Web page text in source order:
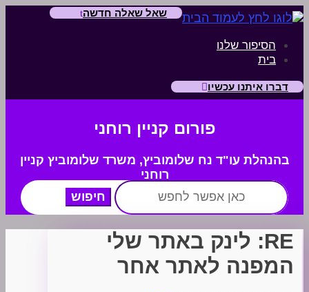
דברו איתנו עכשיו
שאל שאלה חדשה
הסיפור שלנו
בית
פורום קניין רוחני
בהנהלת עו"ד נח שלומוביץ, משרד שלומוביץ קניין
רוחני
חפש:
RE: לינק באתר שלי
המפנה לאתר אחר